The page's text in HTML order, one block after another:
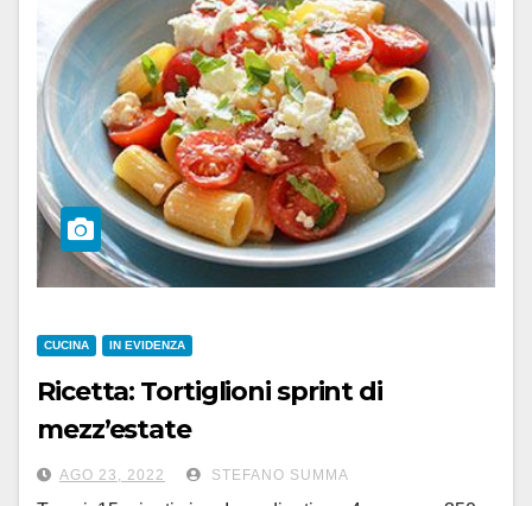
CUCINA IN EVIDENZA
Ricetta: Tortiglioni sprint di
mezz’estate
AGO 23, 2022 STEFANO SUMMA